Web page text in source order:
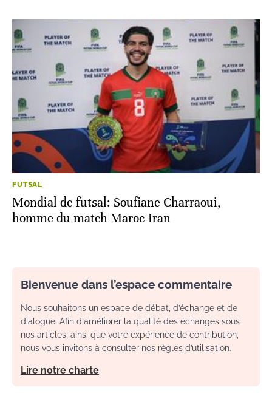
FUTSAL
Mondial de futsal: Soufiane Charraoui,
homme du match Maroc-Iran
Bienvenue dans l’espace commentaire
Nous souhaitons un espace de débat, d’échange et de
dialogue. Afin d'améliorer la qualité des échanges sous
nos articles, ainsi que votre expérience de contribution,
nous vous invitons à consulter nos règles d’utilisation.
Lire notre charte